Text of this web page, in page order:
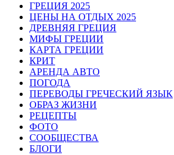
ГРЕЦИЯ 2025
ЦЕНЫ НА ОТДЫХ 2025
ДРЕВНЯЯ ГРЕЦИЯ
МИФЫ ГРЕЦИИ
КАРТА ГРЕЦИИ
КРИТ
АРЕНДА АВТО
ПОГОДА
ПЕРЕВОДЫ ГРЕЧЕСКИЙ ЯЗЫК
ОБРАЗ ЖИЗНИ
РЕЦЕПТЫ
ФОТО
СООБЩЕСТВА
БЛОГИ